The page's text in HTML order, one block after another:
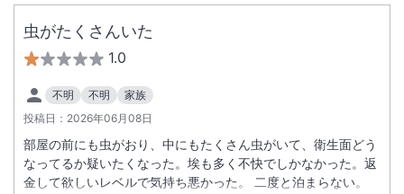
虫がたくさんいた
1.0
不明 不明
家族
投稿日： 2026年06月08日
部屋の前にも虫がおり、中にもたくさん虫がいて、衛生面どう
なってるか疑いたくなった。埃も多く不快でしかなかった。返
金して欲しいレベルで気持ち悪かった。 二度と泊まらない。